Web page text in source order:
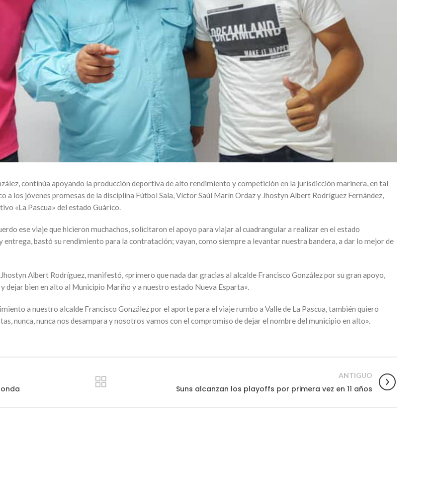
continúa apoyando la producción deportiva de alto rendimiento y competición en la jurisdicción marinera, en tal
los jóvenes promesas de la disciplina Fútbol Sala, Víctor Saúl Marín Ordaz y Jhostyn Albert Rodríguez Fernández,
«La Pascua» del estado Guárico.
ese viaje que hicieron muchachos, solicitaron el apoyo para viajar al cuadrangular a realizar en el estado
bastó su rendimiento para la contratación; vayan, como siempre a levantar nuestra bandera, a dar lo mejor de
Albert Rodríguez, manifestó, «primero que nada dar gracias al alcalde Francisco González por su gran apoyo,
dejar bien en alto al Municipio Mariño y a nuestro estado Nueva Esparta».
a nuestro alcalde Francisco González por el aporte para el viaje rumbo a Valle de La Pascua, también quiero
nunca, nunca nos desampara y nosotros vamos con el compromiso de dejar el nombre del municipio en alto».
ANTIGUO
Suns alcanzan los playoffs por primera vez en 11 años